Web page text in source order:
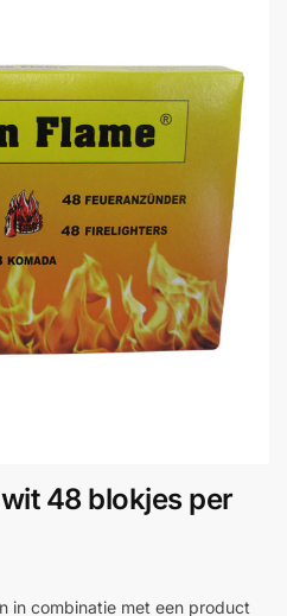
48 blokjes per
in combinatie met een product